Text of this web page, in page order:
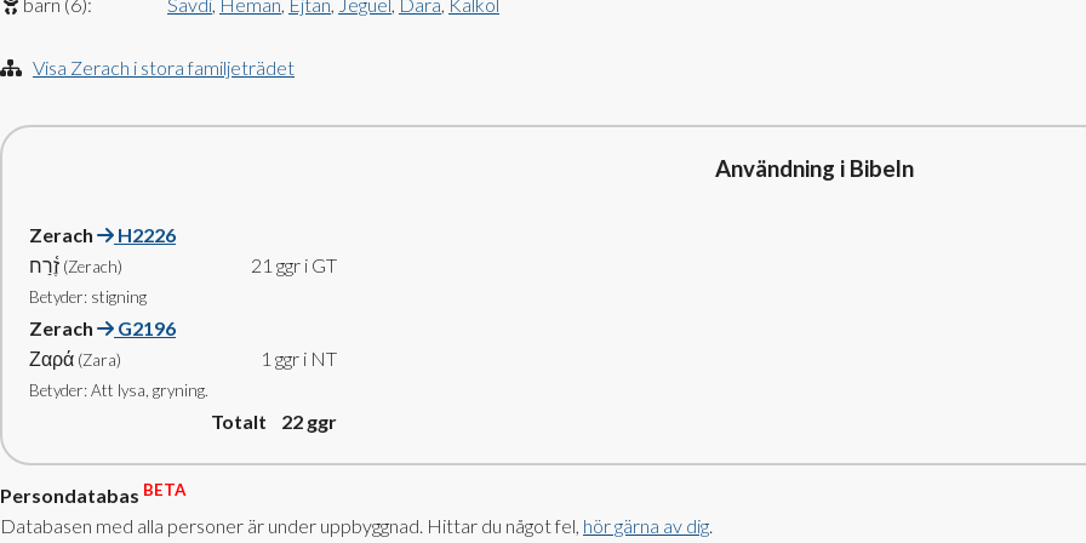
Visa Zerach i stora familjeträdet
Användning i Bibeln
Zerach
H2226
(Zerach)
Betyder: stigning
21 ggr i GT
Zerach
G2196
Ζαρά (Zara)
Betyder: Att lysa, gryning.
1 ggr i NT
Totalt 22 ggr
Persondatabas BETA
Databasen med alla personer är under uppbyggnad. Hittar du något fel, hör gärna av dig.